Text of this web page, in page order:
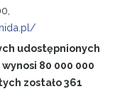
udostępnionych
80 000 000
zostało 361